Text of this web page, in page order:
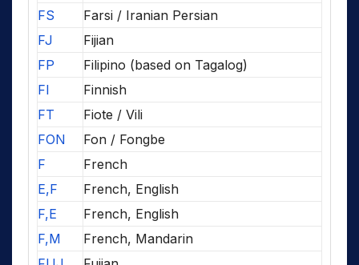
FS
Farsi / Iranian Persian
FJ
Fijian
FP
Filipino (based on Tagalog)
FI
Finnish
FT
Fiote / Vili
FON
Fon / Fongbe
F
French
E,F
French, English
F,E
French, English
F,M
French, Mandarin